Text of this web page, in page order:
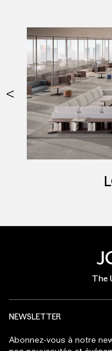
The
NEWSLETTER
Abonnez-vous à notre